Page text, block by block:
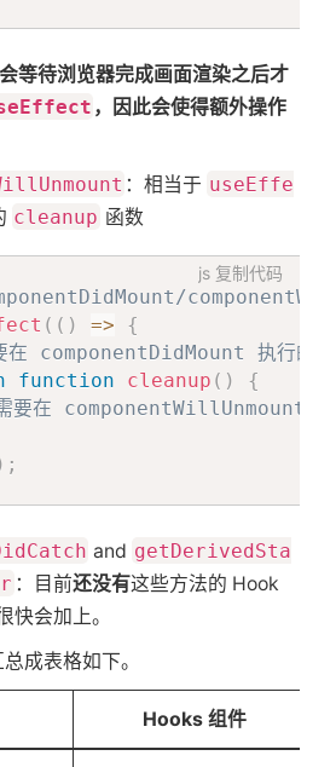
等待浏览器完成画面渲染之后才
，因此会使得额外操作
：相当于 useEffe
cleanup 函数
js 复制代码
( ( ) =>
{
componentDidMount 执行的内
function cleanup ( )
{
在 componentWillUnmount 执
;
and getDerivedSta
：目前还没有这些方法的 Hook
快会加上。
成表格如下。
Hooks 组件